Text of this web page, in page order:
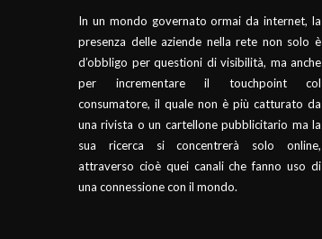
In un mondo governato ormai da internet, la
presenza delle aziende nella rete non solo è
d’obbligo per questioni di visibilità, ma anche
per incrementare il touchpoint col
consumatore, il quale non è più catturato da
una rivista o un cartellone pubblicitario ma la
sua ricerca si concentrerà solo online,
attraverso cioè quei canali che fanno uso di
una connessione con il mondo.